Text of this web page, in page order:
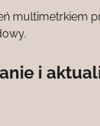
multimetrkiem
i